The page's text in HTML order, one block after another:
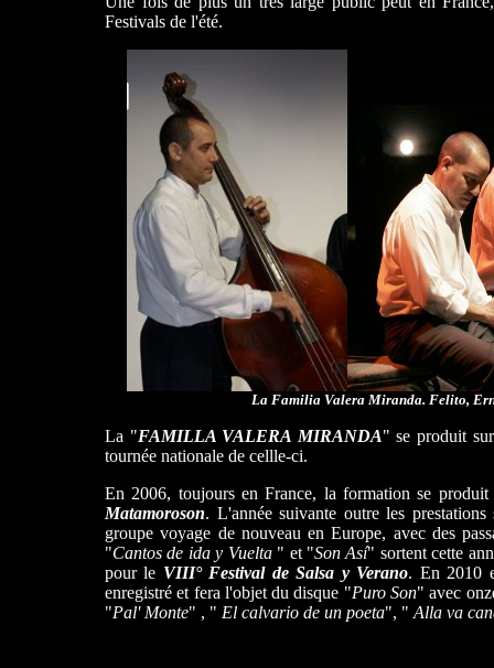
Festivals de l'été.
La Familia Valera Miranda. Felito,
La "FAMILLA VALERA MIRANDA" se produit
tournée nationale de cellle-ci.
En 2006, toujours en France, la formation se
Matamoroson. L'année suivante outre les
groupe voyage de nouveau en Europe, avec des
"Cantos de ida y Vuelta" et "Son Así" sortent cette
pour le VIII° Festival de Salsa y Verano. En 2010
enregistré et fera l'objet du disque "Puro Son" avec
"Pal' Monte" , " El calvario de un poeta", " Alla va